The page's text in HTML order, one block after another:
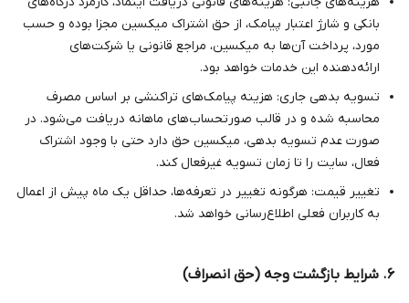
بانکی و شارژ اعتبار پیامک، از حق اشتراک میکسین مجزا بوده و حسب
مورد، پرداخت آن‌ها به میکسین، مراجع قانونی یا شرکت‌های
ارائه‌دهنده این خدمات خواهد بود.
تسویه بدهی جاری: هزینه پیامک‌های تراکنشی بر اساس مصرف
محاسبه شده و در قالب صورتحساب‌های ماهانه دریافت می‌شود. در
صورت عدم تسویه بدهی، میکسین حق دارد حتی با وجود اشتراک
فعال، سایت را تا زمان تسویه غیرفعال کند.
تغییر قیمت: هرگونه تغییر در تعرفه‌ها، حداقل یک ماه پیش از اعمال
به کاربران فعلی اطلاع‌رسانی خواهد شد.
۶. شرایط بازگشت وجه (حق انصراف)